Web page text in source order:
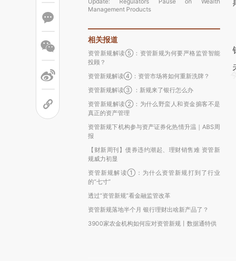
Management Products
相关报道
资管新规解读⑤：资管新规为何要严格监管智能
投顾？
资管新规解读④：资管市场将如何重新洗牌？
资管新规解读③ ：新规来了银行怎么办
资管新规解读②：为什么野蛮人和资金掮客不是
真正的资产管理
资管新规下机构参与资产证券化热情升温｜ABS周
报
【财新周刊】债券违约潮起、理财销售难 资管新
规威力初显
资管新规解读①：为什么资管新规打到了行业
的“七寸”
透过“资管新规”看金融监管改革
资管新规落地半个月 银行理财出啥新产品了？
3900家农金机构如何应对资管新规丨数据通特供